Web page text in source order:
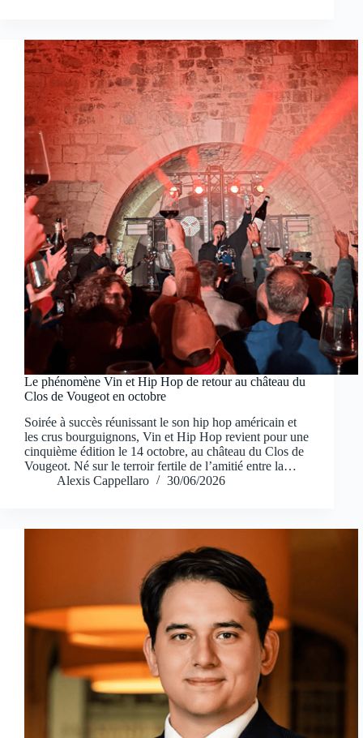
Le phénomène Vin et Hip Hop de retour au château du
Clos de Vougeot en octobre
Soirée à succès réunissant le son hip hop américain et
les crus bourguignons, Vin et Hip Hop revient pour une
cinquième édition le 14 octobre, au château du Clos de
Vougeot. Né sur le terroir fertile de l’amitié entre la…
Alexis Cappellaro
30/06/2026